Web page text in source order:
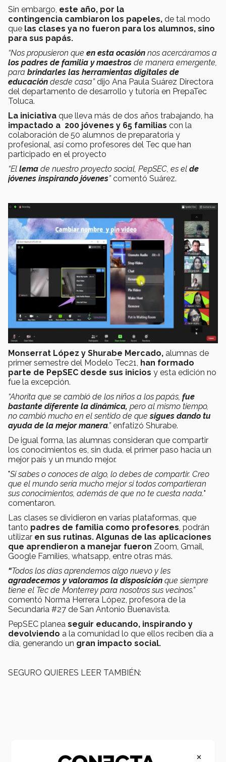
Sin embargo, este año, por la
contingencia cambiaron los papeles, de tal modo
que las clases ya no fueron para los alumnos, sino
para sus papás.
“Nos propusieron que en esta ocasión nos acercáramos a
los padres de familia y maestros de manera emergente,
para brindarles las herramientas digitales de
educación desde casa”dijo Ana Paula Suárez Directora
del departamento de desarrollo y tutoría en PrepaTec
Toluca.
La iniciativa que lleva más de dos años trabajando, ha
impactado a 200 jóvenes y 65 familias con la
colaboración de 50 alumnos de preparatoria y
profesional, así como profesores del Tec que han
participado en el proyecto
“El lema de nuestro proyecto social, PepSEC, es el de
jóvenes inspirando jóvenes”comentó Suárez.
Monserrat López y Shurabe Mercado, alumnas de
primer semestre del Modelo Tec21, han formado
parte de PepSEC desde sus inicios y esta edición no
fue la excepción.
“Ahorita que se cambió de los niños a los papás, fue
bastante diferente la dinámica, pero al mismo tiempo,
no cambió mucho en el sentido de quesigues dando tu
ayuda de la mejor manera.”enfatizó Shurabe.
De igual forma, las alumnas consideran que compartir
los conocimientos es, sin duda, el primer paso hacia un
mejor país y un mundo mejor.
"Si sabes o conoces de algo, lo debes de compartir. Creo
que el mundo sería mucho mejor si todos compartieran
sus conocimientos, además de que no te cuesta nada."
comentaron.
Las clases se dividieron en varias plataformas, que
tanto padres de familia como profesores, podrán
utilizar en sus rutinas. Algunas de las aplicaciones
que aprendieron a manejar fueron Zoom, Gmail,
Google Families, whatsapp, entre otras más.
“Todos los días aprendemos algo nuevo y les
agradecemos y valoramos la disposición que siempre
tiene el Tec de Monterrey para nosotros sus vecinos.”
comentó Norma Herrera López, profesora de la
Secundaria #27 de San Antonio Buenavista.
PepSEC planea seguir educando, inspirando y
devolviendo a la comunidad lo que ellos reciben día a
día, generando un gran impacto social.
SEGURO QUIERES LEER TAMBIÉN:
×